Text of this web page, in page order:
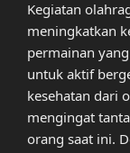
Kegiatan
meningkatkan
permainan
untuk aktif
kesehatan dari
mengingat
orang saat ini.